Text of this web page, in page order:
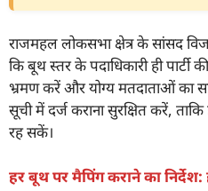
राजमहल लोकसभा क्षेत्र के सांसद
कि बूथ स्तर के पदाधिकारी ही पार्टी
भ्रमण करें और योग्य मतदाताओं का
सूची में दर्ज कराना सुरक्षित करें,
रह सकें।
हर बूथ पर मैपिंग कराने का